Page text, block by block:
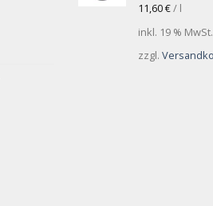
11,60€/ l
inkl. 19 % MwSt.
zzgl.